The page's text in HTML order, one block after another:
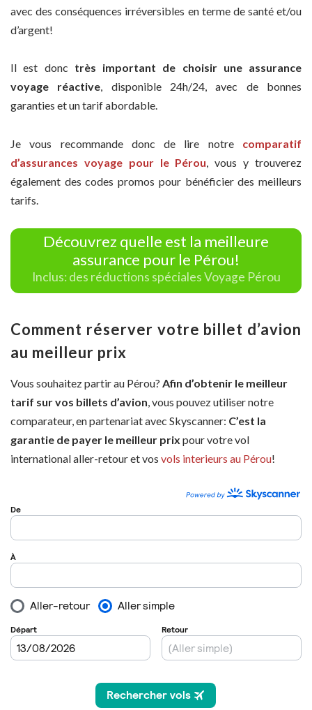
avec des conséquences irréversibles en terme de santé et/ou
d’argent!
Il est donc très important de choisir une assurance
voyage réactive, disponible 24h/24, avec de bonnes
garanties et un tarif abordable.
Je vous recommande donc de lire notre comparatif
d’assurances voyage pour le Pérou, vous y trouverez
également des codes promos pour bénéficier des meilleurs
tarifs.
Découvrez quelle est la meilleure
assurance pour le Pérou!
Inclus: des réductions spéciales Voyage Pérou
Comment réserver votre billet d’avion
au meilleur prix
Vous souhaitez partir au Pérou? Afin d’obtenir le meilleur
tarif sur vos billets d’avion, vous pouvez utiliser notre
comparateur, en partenariat avec Skyscanner: C’est la
garantie de payer le meilleur prix pour votre vol
international aller-retour et vos vols interieurs au Pérou!